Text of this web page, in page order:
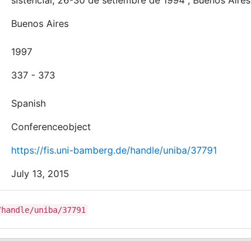
Buenos Aires
1997
337 - 373
Spanish
Conferenceobject
https://fis.uni-bamberg.de/handle/uniba/37791
July 13, 2015
uniba/37791